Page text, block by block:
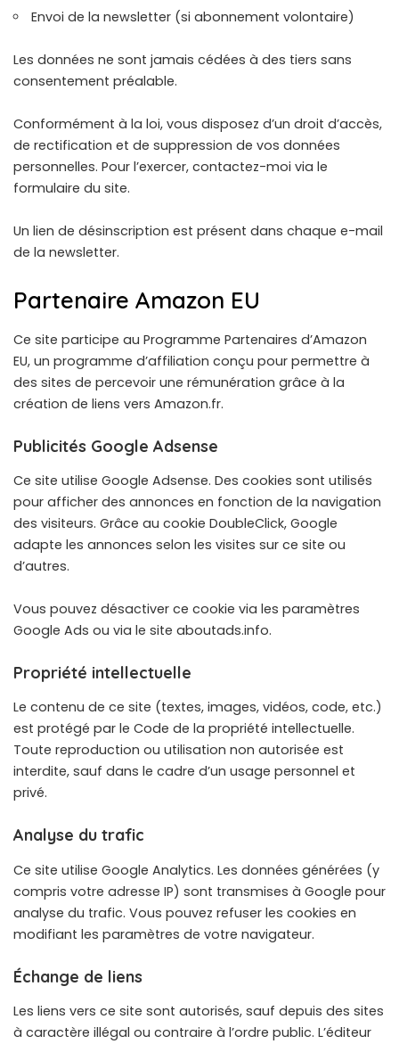
Envoi de la newsletter (si abonnement volontaire)
Les données ne sont jamais cédées à des tiers sans
consentement préalable.
Conformément à la loi, vous disposez d’un droit d’accès,
de rectification et de suppression de vos données
personnelles. Pour l’exercer, contactez-moi via le
formulaire du site.
Un lien de désinscription est présent dans chaque e-mail
de la newsletter.
Partenaire Amazon EU
Ce site participe au Programme Partenaires d’Amazon
EU, un programme d’affiliation conçu pour permettre à
des sites de percevoir une rémunération grâce à la
création de liens vers Amazon.fr.
Publicités Google Adsense
Ce site utilise Google Adsense. Des cookies sont utilisés
pour afficher des annonces en fonction de la navigation
des visiteurs. Grâce au cookie DoubleClick, Google
adapte les annonces selon les visites sur ce site ou
d’autres.
Vous pouvez désactiver ce cookie via les paramètres
Google Ads ou via le site aboutads.info.
Propriété intellectuelle
Le contenu de ce site (textes, images, vidéos, code, etc.)
est protégé par le Code de la propriété intellectuelle.
Toute reproduction ou utilisation non autorisée est
interdite, sauf dans le cadre d’un usage personnel et
privé.
Analyse du trafic
Ce site utilise Google Analytics. Les données générées (y
compris votre adresse IP) sont transmises à Google pour
analyse du trafic. Vous pouvez refuser les cookies en
modifiant les paramètres de votre navigateur.
Échange de liens
Les liens vers ce site sont autorisés, sauf depuis des sites
à caractère illégal ou contraire à l’ordre public. L’éditeur